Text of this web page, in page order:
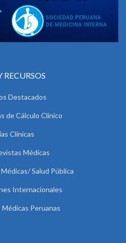
RECURSOS
Destacados
de Cálculo Clínico
Clínicas
Médicas
Salud Pública
Internacionales
Peruanas